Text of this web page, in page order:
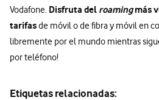
Vodafone. Disfruta del roamingmás
tarifasde móvil o de fibra y móvil en
libremente por el mundo mientras
por teléfono!
Etiquetas relacionadas: